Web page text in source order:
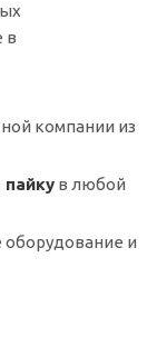
в
компании из
пайку в любой
оборудование и